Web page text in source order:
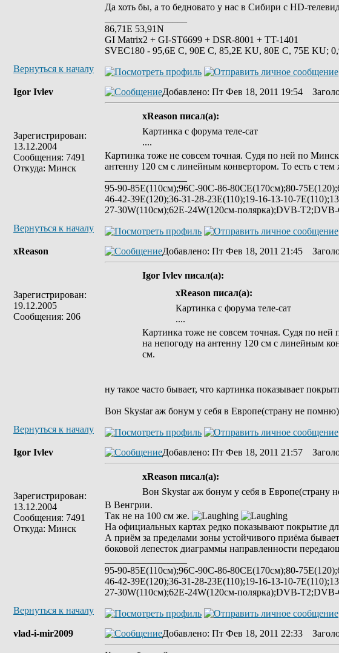
Да хоть бы, а то бедновато у нас в Сибири с HD-
86,71Е 53,91N
GI Matrix2 + GI-ST6699 + DSR-8001 + TT-1401
SVEC180 - 95,6E C, 90E C, 85,2E KU, 80E C, 75E KU;
Вернуться к началу
Igor Ivlev
Зарегистрирован:
13.12.2004
Сообщения: 7491
Откуда: Минск
Добавлено: Пт Фев 18, 2011 19:54
xReason писал(а):
Картинка с форума теле-сат
....
Картинка тоже не совсем точная. Судя по ней по
антенну 120 см с линейным конвертором. То есть с
95-90-85Е(110см);96C-90C-86-80CE(170см);80-
46-42-39E(120);36-31-28-23E(110);19-16-13-10-
27-30W(110см);62E-24W(120см-полярка);DVB-
Вернуться к началу
xReason
Зарегистрирован:
19.12.2005
Сообщения: 206
Добавлено: Пт Фев 18, 2011 21:45
Igor Ivlev писал(а):
xReason писал(а):
Картинка с форума теле-сат
....
Картинка тоже не совсем точная. Судя по
на непогоду на антенну 120 см с линейным
см.
ну такое часто бывает, что картинка показывает
Вон Skystar аж бонум у себя в Европе(страну не
Вернуться к началу
Igor Ivlev
Зарегистрирован:
13.12.2004
Сообщения: 7491
Откуда: Минск
Добавлено: Пт Фев 18, 2011 21:57
xReason писал(а):
Вон Skystar аж бонум у себя в Европе(страну
В Венгрии.
Так не на 100 см же.
На официальных картах редко показывают покрытие
А приём за пределами зоны устойчивого приёма
боковой лепесток диаграммы направленности
95-90-85Е(110см);96C-90C-86-80CE(170см);80-
46-42-39E(120);36-31-28-23E(110);19-16-13-10-
27-30W(110см);62E-24W(120см-полярка);DVB-
Вернуться к началу
vlad-i-mir2009 Добавлено: Пт Фев 18, 2011 22:33